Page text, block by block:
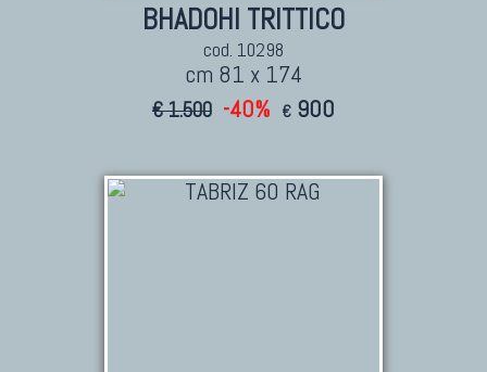
BHADOHI TRITTICO
cod. 10298
cm 81 x 174
€ 1.500 -40% € 900